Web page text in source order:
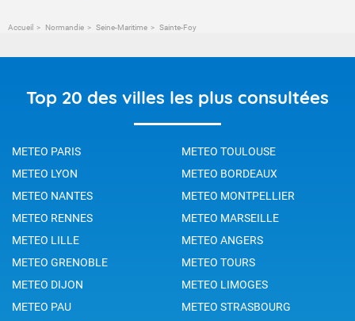
Accueil Normandie Seine-Maritime Sainte-Foy
Top 20 des villes les plus consultées
METEO PARIS
METEO TOULOUSE
METEO LYON
METEO BORDEAUX
METEO NANTES
METEO MONTPELLIER
METEO RENNES
METEO MARSEILLE
METEO LILLE
METEO ANGERS
METEO GRENOBLE
METEO TOURS
METEO DIJON
METEO LIMOGES
METEO PAU
METEO STRASBOURG